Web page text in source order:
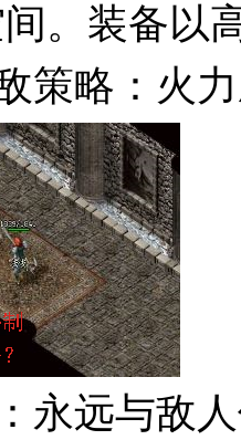
。装备以
策略：火
永远与敌